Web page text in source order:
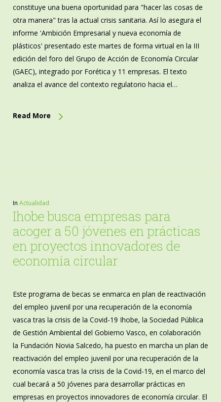
constituye una buena oportunidad para "hacer las cosas de
otra manera" tras la actual crisis sanitaria. Así lo asegura el
informe 'Ambición Empresarial y nueva economía de
plásticos' presentado este martes de forma virtual en la III
edición del foro del Grupo de Acción de Economía Circular
(GAEC), integrado por Forética y 11 empresas. El texto
analiza el avance del contexto regulatorio hacia el…
Read More
In Actualidad
Ihobe busca empresas para
acoger a 50 jóvenes en prácticas
en proyectos innovadores de
economía circular
Este programa de becas se enmarca en plan de reactivación
del empleo juvenil por una recuperación de la economía
vasca tras la crisis de la Covid-19 Ihobe, la Sociedad Pública
de Gestión Ambiental del Gobierno Vasco, en colaboración
la Fundación Novia Salcedo, ha puesto en marcha un plan de
reactivación del empleo juvenil por una recuperación de la
economía vasca tras la crisis de la Covid-19, en el marco del
cual becará a 50 jóvenes para desarrollar prácticas en
empresas en proyectos innovadores de economía circular. El